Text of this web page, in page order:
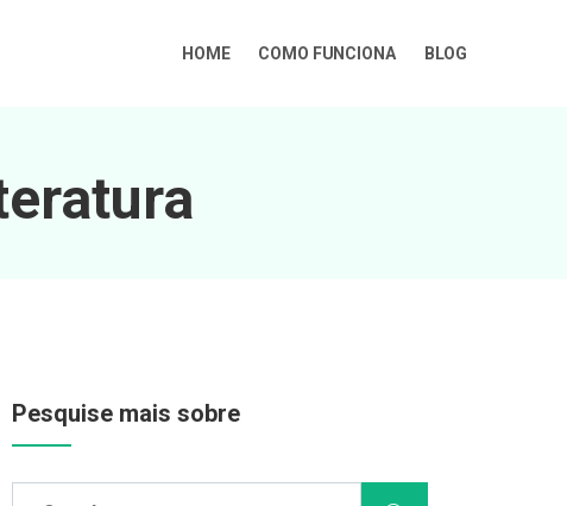
HOME COMO FUNCIONA BLOG
Pesquise mais sobre